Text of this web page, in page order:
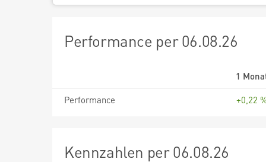
Performance per 06.08.26
1
Performance
+0,22
Kennzahlen per 06.08.26